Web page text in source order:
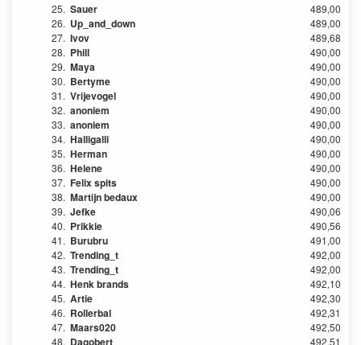
25. Sauer
489,00
26. Up_and_down
489,00
27. Ivov
489,68
28. Phill
490,00
29. Maya
490,00
30. Bertyme
490,00
31. Vrijevogel
490,00
32. anoniem
490,00
33. anoniem
490,00
34. Halligalli
490,00
35. Herman
490,00
36. Helene
490,00
37. Felix spits
490,00
38. Martijn bedaux
490,00
39. Jefke
490,06
40. Prikkie
490,56
41. Burubru
491,00
42. Trending_t
492,00
43. Trending_t
492,00
44. Henk brands
492,10
45. Artie
492,30
46. Rollerbal
492,31
47. Maars020
492,50
48. Dagobert
492,51